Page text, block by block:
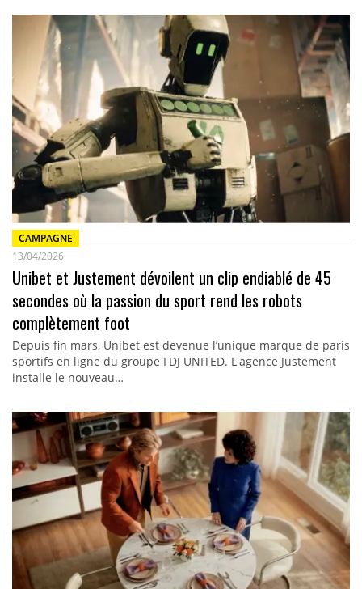
CAMPAGNE
13/04/2026
Unibet et Justement dévoilent un clip endiablé de 45
secondes où la passion du sport rend les robots
complètement foot
Depuis fin mars, Unibet est devenue l’unique marque de paris
sportifs en ligne du groupe FDJ UNITED. L'agence Justement
installe le nouveau…